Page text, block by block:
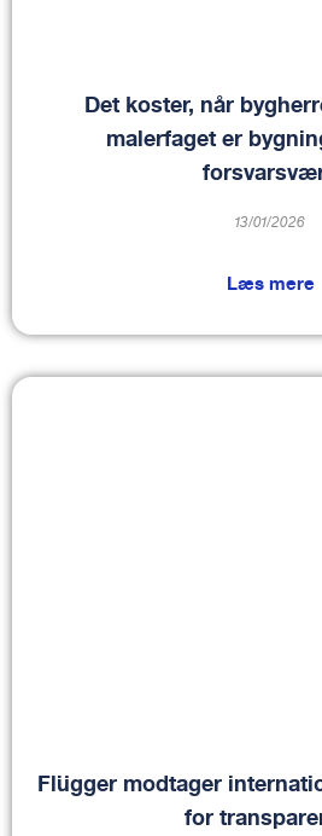
Det koster, når
malerfaget er
13/01/2026
Læs mere
Flügger modtager
for